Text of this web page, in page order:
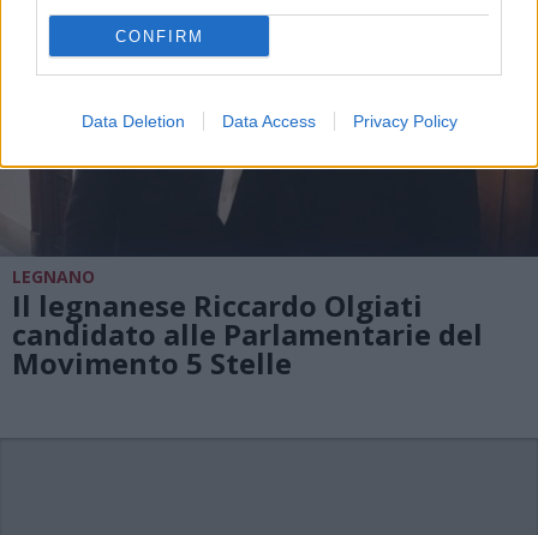
CONFIRM
Data Deletion Data Access Privacy Policy
LEGNANO
Il legnanese Riccardo Olgiati
candidato alle Parlamentarie del
Movimento 5 Stelle